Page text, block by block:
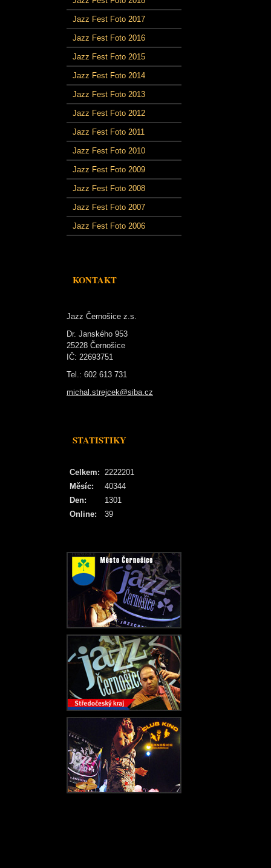
Jazz Fest Foto 2017
Jazz Fest Foto 2016
Jazz Fest Foto 2015
Jazz Fest Foto 2014
Jazz Fest Foto 2013
Jazz Fest Foto 2012
Jazz Fest Foto 2011
Jazz Fest Foto 2010
Jazz Fest Foto 2009
Jazz Fest Foto 2008
Jazz Fest Foto 2007
Jazz Fest Foto 2006
KONTAKT
Jazz Černošice z.s.
Dr. Janského 953
25228 Černošice
IČ: 22693751
Tel.: 602 613 731
michal.strejcek@siba.cz
STATISTIKY
Online: 39
Celkem: 2222201
Měsíc:
40344
Den:
1301